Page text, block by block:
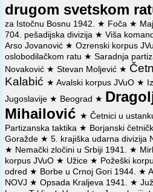
drugom svetskom
za Istočnu Bosnu 1942. ★ Foča ★
704. pešadijska divizija ★Viša
Arso Jovanović ★Ozrenski korpus
oslobodilačkom ratu ★Saradnja
Novaković ★Stevan Moljević ★
Kalabić ★Avalski korpus JVuO ★
Jugoslavije ★ Beograd ★
Mihailović ★Četnici u
Partizanska taktika ★ Borjanski
Goražde ★5. krajiška udarna divizija
★ Nemački zločini u Srbiji 1941. ★
korpus JVuO ★ Užice ★ Požeški
odred ★ Borbe u Crnoj Gori 1944. ★
NOVJ ★Opsada Kraljeva 1941. ★